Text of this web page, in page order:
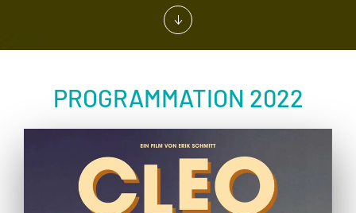
PROGRAMMATION 2022